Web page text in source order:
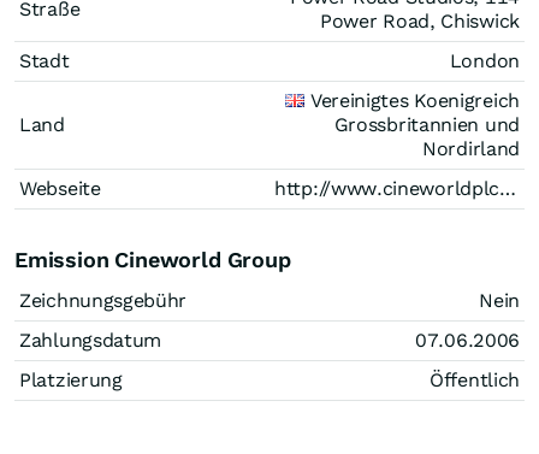
Straße
Power Road, Chiswick
Stadt
London
Land
Vereinigtes Koenigreich
Grossbritannien und
Nordirland
Webseite
http://www.cineworldplc.com/
Emission Cineworld Group
Zeichnungsgebühr
Nein
Zahlungsdatum
07.06.2006
Platzierung
Öffentlich